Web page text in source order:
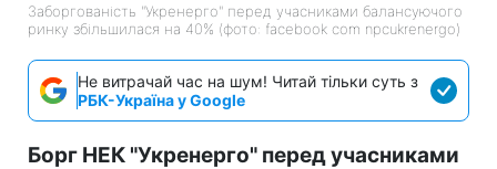
Заборгованість "Укренерго" перед учасниками балансуючого
ринку збільшилася на 40% (фото: facebook com npcukrenergo)
Не витрачай час на шум! Читай тільки суть з
РБК-Україна у Google
Борг НЕК "Укренерго" перед учасниками